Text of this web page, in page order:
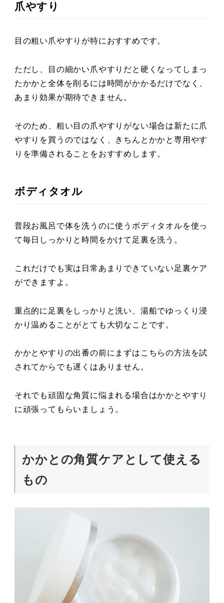
爪やすり
目の粗い爪やすりが特におすすめです。
ただし、目の細かい爪やすりだと硬くなってしまっ
たかかと全体を削るには時間がかかるだけでなく、
あまり効果が期待できません。
そのため、粗い目の爪やすりがない場合は新たに爪
やすりを買うのではなく、きちんとかかと専用やす
りを準備されることをおすすめします。
ボディタオル
普段お風呂で体を洗うのに使うボディタオルを使っ
て毎日しっかりと時間をかけて足裏を洗う。
これだけでも実は日常あまりできていない足裏ケア
ができますよ。
重点的に足裏をしっかりと洗い、湯船でゆっくり浸
かり温めることがとても大切なことです。
かかとやすりの出番の前にまずはこちらの方法を試
されてからでも遅くはありません。
それでも頑固な角質に悩まれる場合はかかとやすり
に頑張ってもらいましょう。
かかとの角質ケアとして使える
もの